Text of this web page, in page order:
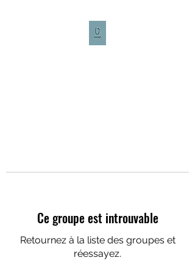
Ce groupe est introuvable
Retournez à la liste des groupes et
réessayez.